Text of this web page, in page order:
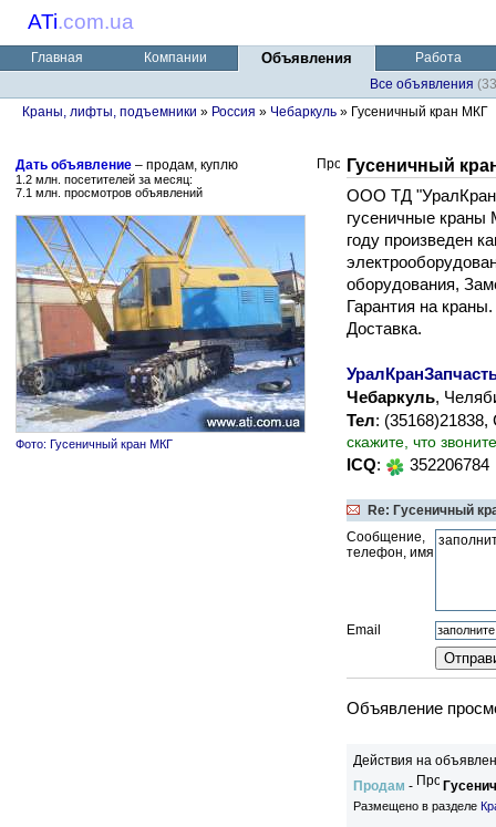
ATi.com.ua
Главная Компании Объявления
Работа
Все объявления
Краны, лифты, подъемники » Россия » Чебаркуль » Гусеничный кран МКГ
Дать объявление – продам, куплю
1.2 млн. посетителей за месяц:
7.1 млн. просмотров объявлений
Фото: Гусеничный кран МКГ
Гусеничный
ООО ТД
гусеничные краны
году произведен
оборудования,
Гарантия на
Доставка.
Чебаркуль,
Тел:
скажите, что
ICQ: 352206784
Re: Гусеничный
Сообщение,
телефон, имя
Email
Объявление
Действия на
Продам -
Размещено в разделе